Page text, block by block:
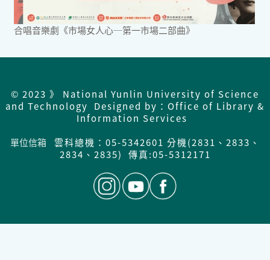
合唱音樂劇《市場女人心─第一市場二部曲》
© 2023 》 National Yunlin University of Science
and Technology Designed by：Office of Library &
Information Services
單位信箱
雲科總機：05-5342601 分機(2831、2833、
2834、2835) 傳真:05-5312171